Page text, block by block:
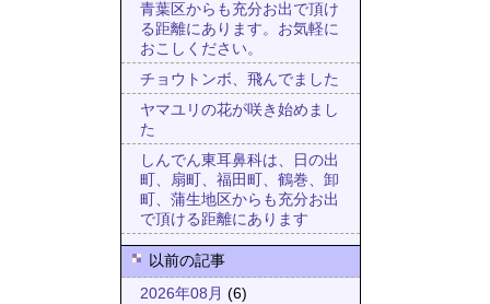
青葉区からも充分お出で頂け
る距離にあります。お気軽に
おこしください。
チョウトンボ、飛んでました
ヤマユリの花が咲き始めまし
た
しんでん東耳鼻科は、日の出
町、扇町、福田町、鶴巻、卸
町、蒲生地区からも充分お出
で頂ける距離にあります
以前の記事
2026年08月 (6)